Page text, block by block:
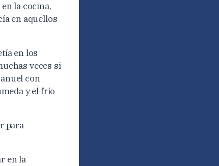
la cocina,
en aquellos
en los
veces si
con
y el frío
para
en la